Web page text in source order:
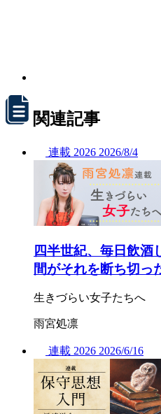
関連記事
連載 2026 2026/8/4
四半世紀、毎日飲酒
間がそれを断ち切っ
生きづらい女子たちへ
雨宮処凛
連載 2026 2026/6/16